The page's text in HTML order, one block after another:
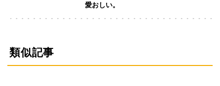
愛おしい。
類似記事